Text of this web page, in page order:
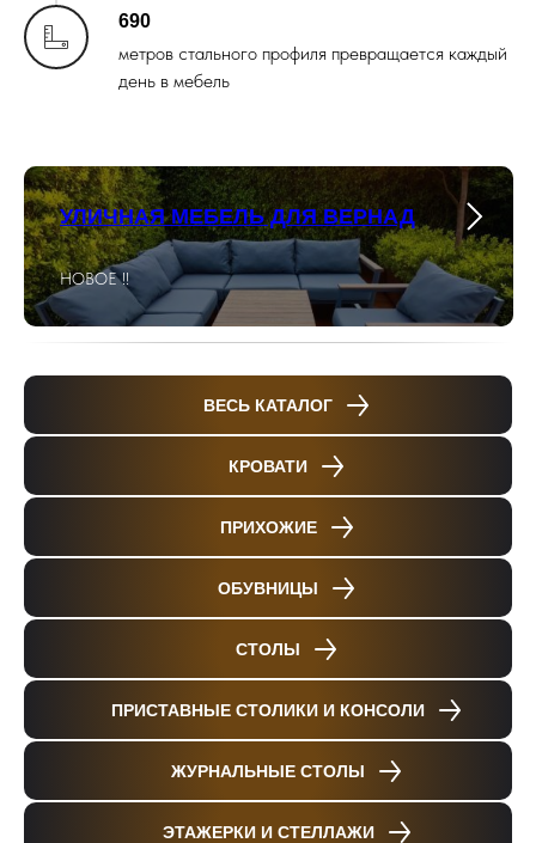
690
метров стального профиля превращается каждый
день в мебель
УЛИЧНАЯ МЕБЕЛЬ ДЛЯ ВЕРНАД
НОВОЕ !!
ВЕСЬ КАТАЛОГ
КРОВАТИ
ПРИХОЖИЕ
ОБУВНИЦЫ
СТОЛЫ
ПРИСТАВНЫЕ СТОЛИКИ И КОНСОЛИ
ЖУРНАЛЬНЫЕ СТОЛЫ
ЭТАЖЕРКИ И СТЕЛЛАЖИ